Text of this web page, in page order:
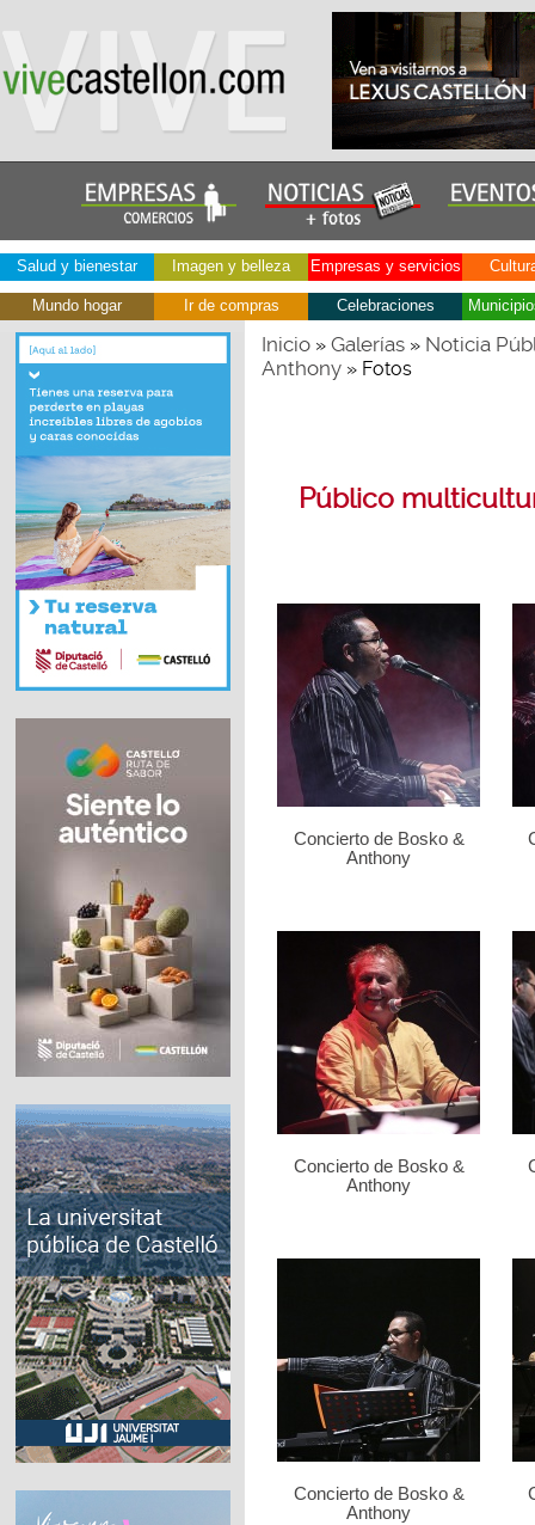
Salud y bienestar Imagen y belleza Empresas y servicios
Mundo hogar Ir de compras Celebraciones
Inicio» Galerías» Noticia
Anthony» Fotos
Público
Concierto de Bosko &
Anthony
Concierto de Bosko &
Anthony
Concierto de Bosko &
Anthony